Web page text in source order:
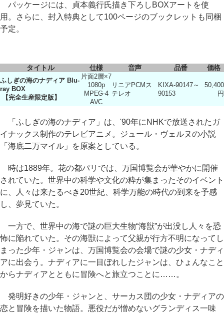
パッケージには、貞本義行氏描き下ろしBOXアートを使
用。さらに、封入特典として100ページのブックレットも同梱
予定。
タイトル 仕様 音声 品番 価格
ふしぎの海のナディア Blu-
ray BOX
【完全生産限定版】
片面2層×7
1080p
MPEG-4
AVC
リニアPCMス
テレオ
KIXA-90147～
90153
50,400
円
「ふしぎの海のナディア」は、'90年にNHKで放送されたガ
イナックス制作のテレビアニメ。ジュール・ヴェルヌの小説
「海底二万マイル」を原案としている。
時は1889年。花の都パリでは、万国博覧会が華やかに開催
されていた。世界中の科学や文化の粋が集まったそのイベント
に、人々は来たるべき20世紀、科学万能の時代の到来を予感
し、夢見ていた。
一方で、世界中の海で謎の巨大生物“海獣”が出没し人々を恐
怖に陥れていた。その海獣によって父親が行方不明になってし
まった少年・ジャンは、万国博覧会の会場で謎の少女・ナディ
アに出会う。ナディアに一目ぼれしたジャンは、ひょんなこと
からナディアとともに冒険へと旅立つことに……。
発明好きの少年・ジャンと、サーカス団の少女・ナディアの
恋と冒険を描いた物語。悪役だが憎めないグランディス一味